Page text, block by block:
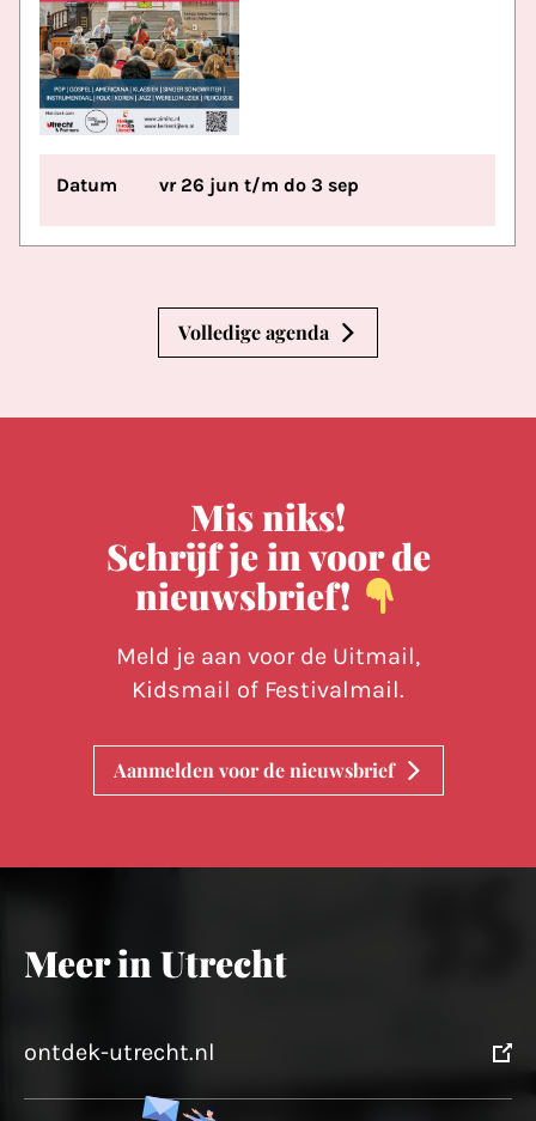
Datum vr 26 jun t/m do 3 sep
Volledige agenda
Mis niks!
Schrijf je in voor de
nieuwsbrief!
Meld je aan voor de Uitmail,
Kidsmail of Festivalmail.
Aanmelden voor de nieuwsbrief
Meer in Utrecht
ontdek-utrecht.nl